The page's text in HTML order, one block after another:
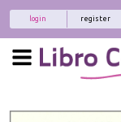
register
login